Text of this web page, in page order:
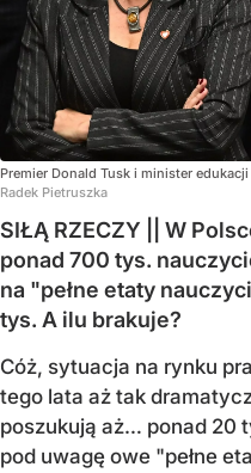
Premier Donald Tusk i minister
Radek Pietruszka
SIŁĄ RZECZY || W
ponad 700 tys.
na "pełne etaty
tys. A ilu brakuje?
Cóż, sytuacja na rynku
tego lata aż tak
poszukują aż… ponad 20
pod uwagę owe "pełne